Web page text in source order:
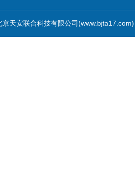
天安联合科技有限公司